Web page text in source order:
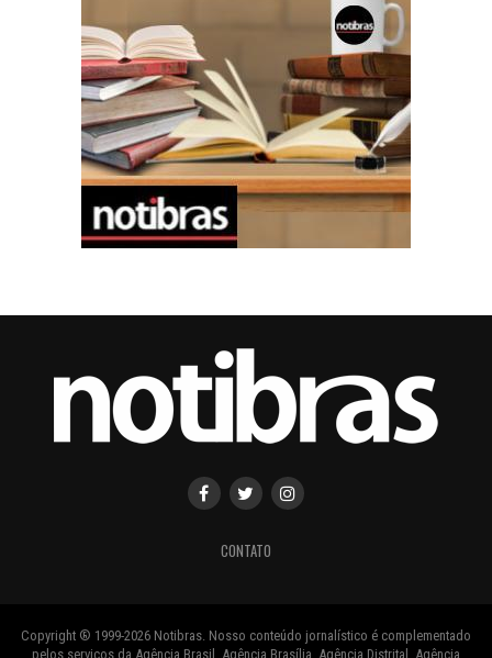
CONTATO
Copyright ® 1999-2026 Notibras. Nosso conteúdo jornalístico é complementado
pelos serviços da Agência Brasil, Agência Brasília, Agência Distrital, Agência